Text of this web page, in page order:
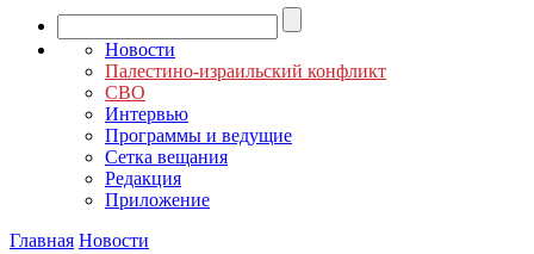
Новости
Палестино-израильский конфликт
СВО
Интервью
Программы и ведущие
Сетка вещания
Редакция
Приложение
Главная Новости